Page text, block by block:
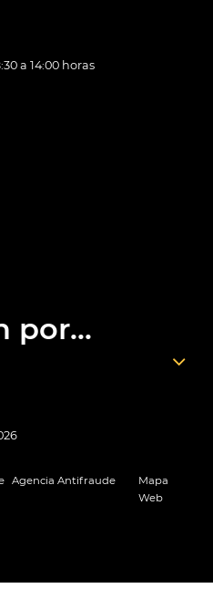
a 14:00 horas
por...
Agencia Antifraude
Mapa
Web